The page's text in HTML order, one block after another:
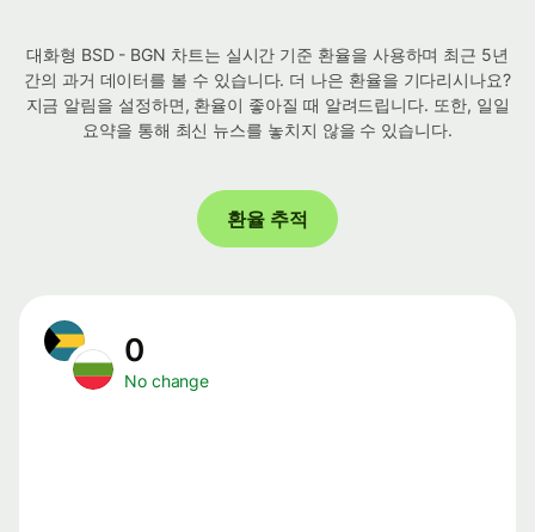
대화형 BSD - BGN 차트는 실시간 기준 환율을 사용하며 최근 5년
간의 과거 데이터를 볼 수 있습니다. 더 나은 환율을 기다리시나요?
지금 알림을 설정하면, 환율이 좋아질 때 알려드립니다. 또한, 일일
요약을 통해 최신 뉴스를 놓치지 않을 수 있습니다.
환율 추적
0
No change